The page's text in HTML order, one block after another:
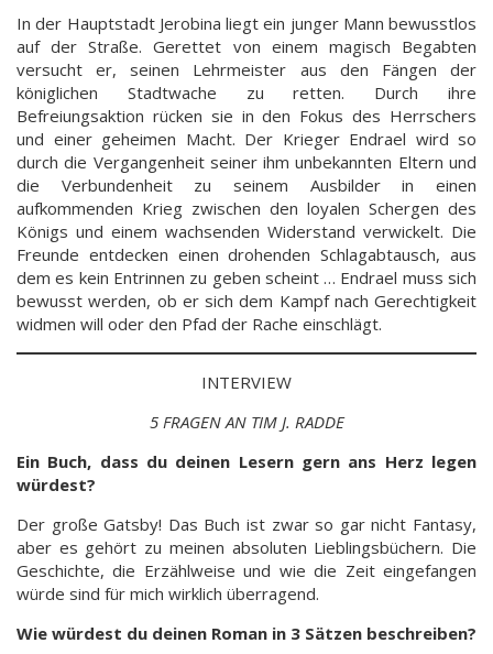
In der Hauptstadt Jerobina liegt ein junger Mann bewusstlos
auf der Straße. Gerettet von einem magisch Begabten
versucht er, seinen Lehrmeister aus den Fängen der
königlichen Stadtwache zu retten. Durch ihre
Befreiungsaktion rücken sie in den Fokus des Herrschers
und einer geheimen Macht. Der Krieger Endrael wird so
durch die Vergangenheit seiner ihm unbekannten Eltern und
die Verbundenheit zu seinem Ausbilder in einen
aufkommenden Krieg zwischen den loyalen Schergen des
Königs und einem wachsenden Widerstand verwickelt. Die
Freunde entdecken einen drohenden Schlagabtausch, aus
dem es kein Entrinnen zu geben scheint … Endrael muss sich
bewusst werden, ob er sich dem Kampf nach Gerechtigkeit
widmen will oder den Pfad der Rache einschlägt.
INTERVIEW
5 FRAGEN AN TIM J. RADDE
Ein Buch, dass du deinen Lesern gern ans Herz legen
würdest?
Der große Gatsby! Das Buch ist zwar so gar nicht Fantasy,
aber es gehört zu meinen absoluten Lieblingsbüchern. Die
Geschichte, die Erzählweise und wie die Zeit eingefangen
würde sind für mich wirklich überragend.
Wie würdest du deinen Roman in 3 Sätzen beschreiben?